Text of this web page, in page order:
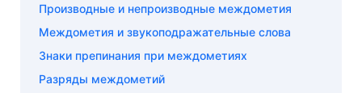
Производные и непроизводные междометия
Междометия и звукоподражательные слова
Знаки препинания при междометиях
Разряды междометий